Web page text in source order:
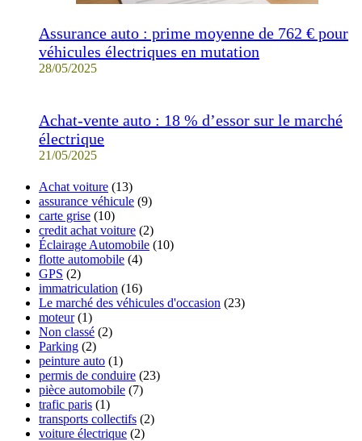
Assurance auto : prime moyenne de 762 € pour
véhicules électriques en mutation
28/05/2025
Achat-vente auto : 18 % d’essor sur le marché
électrique
21/05/2025
Achat voiture (13)
assurance véhicule (9)
carte grise (10)
credit achat voiture (2)
Éclairage Automobile (10)
flotte automobile (4)
GPS (2)
immatriculation (16)
Le marché des véhicules d'occasion (23)
moteur(1)
Non classé (2)
Parking (2)
peinture auto (1)
permis de conduire (23)
pièce automobile (7)
trafic paris (1)
transports collectifs (2)
voiture électrique (2)